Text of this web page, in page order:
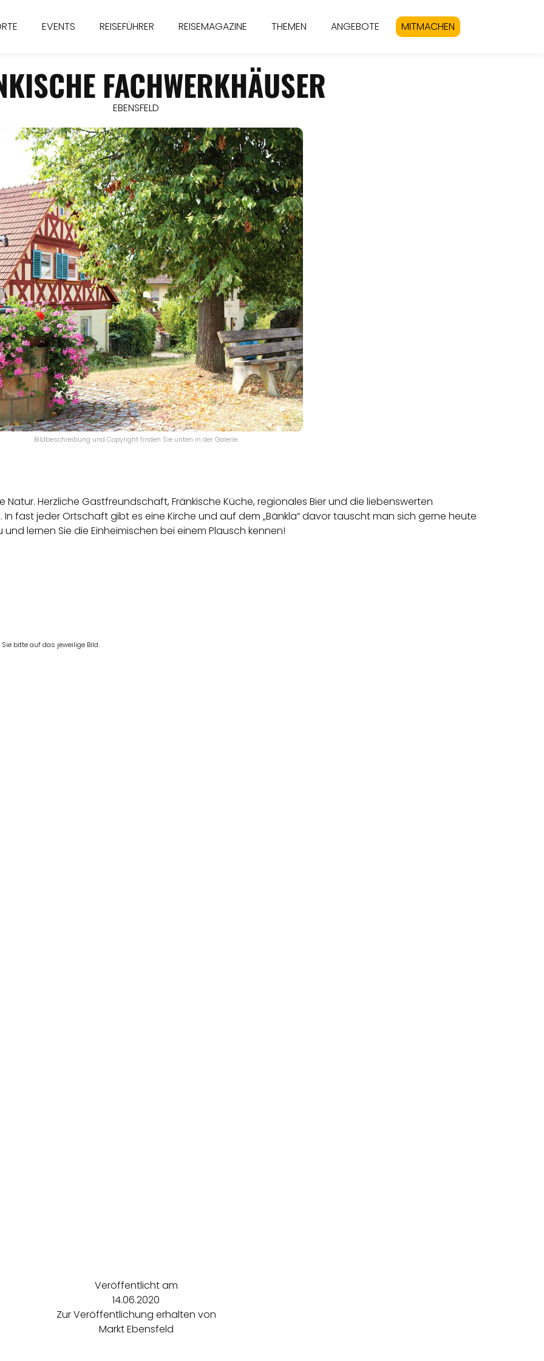
EVENTS REISEFÜHRER REISEMAGAZINE THEMEN ANGEBOTE MITMACHEN
FACHWERKHÄUSER
EBENSFELD
Bildbeschreibung und Copyright finden Sie unten in der Galerie.
Natur. Herzliche Gastfreundschaft, Fränkische Küche, regionales Bier und die liebenswerten
fast jeder Ortschaft gibt es eine Kirche und auf dem „Bänkla“ davor tauscht man sich gerne heute
lernen Sie die Einheimischen bei einem Plausch kennen!
bitte auf das jeweilige Bild.
Veröffentlicht am
14.06.2020
Zur Veröffentlichung erhalten von
Markt Ebensfeld